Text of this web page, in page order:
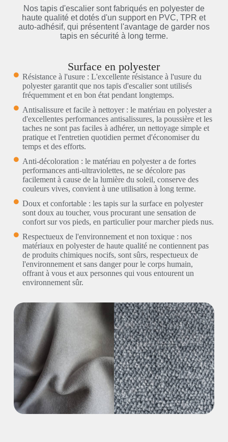
Nos tapis d'escalier sont fabriqués en polyester de
haute qualité et dotés d'un support en PVC, TPR et
auto-adhésif, qui présentent l'avantage de garder nos
tapis en sécurité à long terme.
Surface en polyester
Résistance à l'usure : L'excellente résistance à l'usure du
polyester garantit que nos tapis d'escalier sont utilisés
fréquemment et en bon état pendant longtemps.
Antisalissure et facile à nettoyer : le matériau en polyester a
d'excellentes performances antisalissures, la poussière et les
taches ne sont pas faciles à adhérer, un nettoyage simple et
pratique et l'entretien quotidien permet d'économiser du
temps et des efforts.
Anti-décoloration : le matériau en polyester a de fortes
performances anti-ultraviolettes, ne se décolore pas
facilement à cause de la lumière du soleil, conserve des
couleurs vives, convient à une utilisation à long terme.
Doux et confortable : les tapis sur la surface en polyester
sont doux au toucher, vous procurant une sensation de
confort sur vos pieds, en particulier pour marcher pieds nus.
Respectueux de l'environnement et non toxique : nos
matériaux en polyester de haute qualité ne contiennent pas
de produits chimiques nocifs, sont sûrs, respectueux de
l'environnement et sans danger pour le corps humain,
offrant à vous et aux personnes qui vous entourent un
environnement sûr.